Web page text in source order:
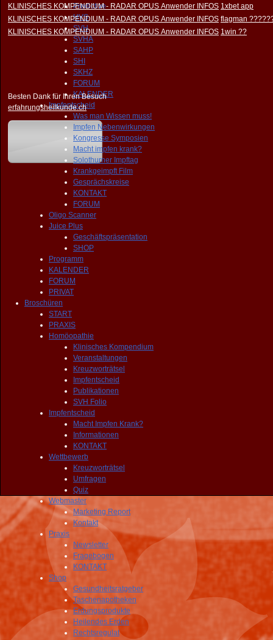
Predictive
HVS
SVH
SVHA
SAHP
SHI
SKHZ
FORUM
KALENDER
Impfentscheid
Was man Wissen muss!
Impfen Nebenwirkungen
Kongresse Symposien
Macht impfen krank?
Solothurner Impftag
Krankgeimpft Film
Gesprächskreise
KONTAKT
FORUM
Oligo Scanner
Juice Plus
Geschäftspräsentation
SHOP
Programm
KALENDER
FORUM
PRIVAT
Broschüren
START
PRAXIS
Homöopathie
Klinisches Kompendium
Veranstaltungen
Kreuzworträtsel
Impfentscheid
Publikationen
SVH Folio
Impfentscheid
Macht Impfen Krank?
Informationen
KONTAKT
Wettbewerb
Kreuzworträtsel
Umfragen
Quiz
Webmaster
Marketing Report
Kontakt
Praxis
Newsletter
Fragebogen
KONTAKT
Shop
Gesundheitsratgeber
Taschenapotheken
Erdungsprodukte
Heilendes Erden
Rechtsregulat
KLINISCHES KOMPENDIUM - RADAR OPUS Anwender INFOS 1xbet app
KLINISCHES KOMPENDIUM - RADAR OPUS Anwender INFOS flagman
KLINISCHES KOMPENDIUM - RADAR OPUS Anwender INFOS 1win ??
Besten Dank für Ihren Besuch
erfahrungsheilkunde.ch